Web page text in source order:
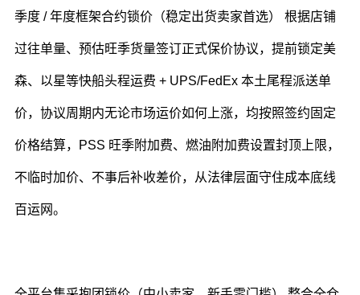
季度 / 年度框架合约锁价（稳定出货卖家首选） 根据店铺
过往单量、预估旺季货量签订正式保价协议，提前锁定美
森、以星等快船头程运费 + UPS/FedEx 本土尾程派送单
价，协议周期内无论市场运价如何上涨，均按照签约固定
价格结算，PSS 旺季附加费、燃油附加费设置封顶上限，
不临时加价、不事后补收差价，从法律层面守住成本底线
百运网。